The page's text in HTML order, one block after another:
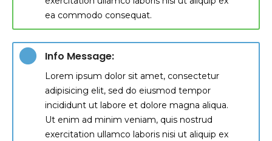
ea commodo consequat.
Info Message:
Lorem ipsum dolor sit amet, consectetur
adipisicing elit, sed do eiusmod tempor
incididunt ut labore et dolore magna aliqua.
Ut enim ad minim veniam, quis nostrud
exercitation ullamco laboris nisi ut aliquip ex